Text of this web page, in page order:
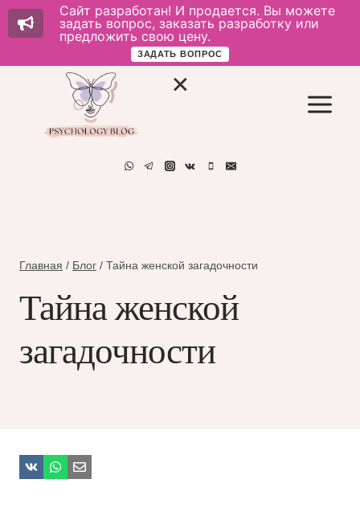
содержимому
Главная / Блог / Тайна женской загадочности
Тайна женской
загадочности
Сайт разработан! И продается. Вы можете
задать вопрос, заказать разработку или
предложить свою цену.
ЗАДАТЬ ВОПРОС